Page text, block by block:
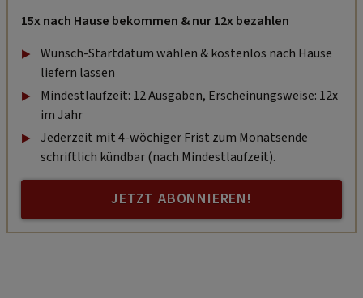
15x nach Hause bekommen & nur 12x bezahlen
Wunsch-Startdatum wählen & kostenlos nach Hause
liefern lassen
Mindestlaufzeit: 12 Ausgaben, Erscheinungsweise: 12x
im Jahr
Jederzeit mit 4-wöchiger Frist zum Monatsende
schriftlich kündbar (nach Mindestlaufzeit).
JETZT ABONNIEREN!